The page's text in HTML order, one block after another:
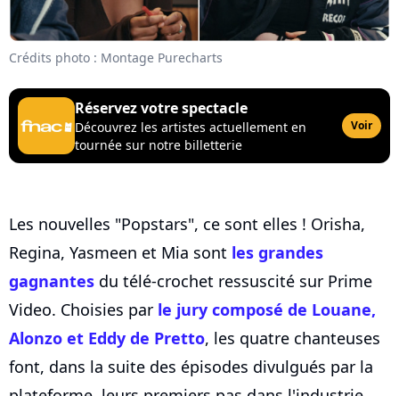
Crédits photo : Montage Purecharts
Réservez votre spectacle
Découvrez les artistes actuellement en
tournée sur notre billetterie
Voir
Les nouvelles "Popstars", ce sont elles ! Orisha,
Regina, Yasmeen et Mia sont les grandes
gagnantes du télé-crochet ressuscité sur Prime
Video. Choisies par le jury composé de Louane,
Alonzo et Eddy de Pretto, les quatre chanteuses
font, dans la suite des épisodes divulgués par la